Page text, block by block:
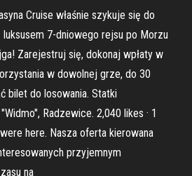
Cruise właśnie szykuje się do
7-dniowego rejsu po Morzu
Zarejestruj się, dokonaj wpłaty w
w dowolnej grze, do 30
bilet do losowania. Statki
Radzewice. 2,040 likes · 1
here. Nasza oferta kierowana
przyjemnym
na